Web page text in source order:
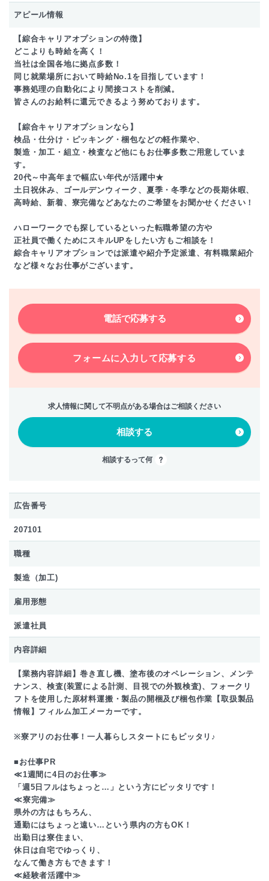
アピール情報
【綜合キャリアオプションの特徴】
どこよりも時給を高く！
当社は全国各地に拠点多数！
同じ就業場所において時給No.1を目指しています！
事務処理の自動化により間接コストを削減。
皆さんのお給料に還元できるよう努めております。
【綜合キャリアオプションなら】
検品・仕分け・ピッキング・梱包などの軽作業や、
製造・加工・組立・検査など他にもお仕事多数ご用意していま
す。
20代～中高年まで幅広い年代が活躍中★
土日祝休み、ゴールデンウィーク、夏季・冬季などの長期休暇、
高時給、新着、寮完備などあなたのご希望をお聞かせください！
ハローワークでも探しているといった転職希望の方や
正社員で働くためにスキルUPをしたい方もご相談を！
綜合キャリアオプションでは派遣や紹介予定派遣、有料職業紹介
など様々なお仕事がございます。
電話で応募する
フォームに入力して応募する
求人情報に関して不明点がある場合はご相談ください
相談する
相談するって何
広告番号
207101
職種
製造（加工)
雇用形態
派遣社員
内容詳細
【業務内容詳細】巻き直し機、塗布後のオペレーション、メンテ
ナンス、検査(装置による計測、目視での外観検査)、フォークリ
フトを使用した原材料運搬・製品の開梱及び梱包作業【取扱製品
情報】フィルム加工メーカーです。
※寮アリのお仕事！一人暮らしスタートにもピッタリ♪
■お仕事PR
≪1週間に4日のお仕事≫
「週5日フルはちょっと…」という方にピッタリです！
≪寮完備≫
県外の方はもちろん、
通勤にはちょっと遠い…という県内の方もOK！
出勤日は寮住まい、
休日は自宅でゆっくり、
なんて働き方もできます！
≪経験者活躍中≫